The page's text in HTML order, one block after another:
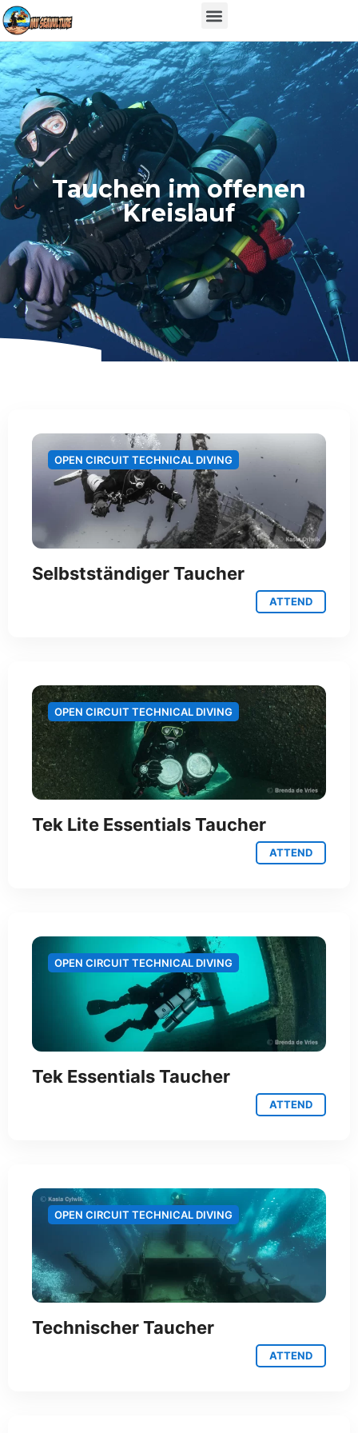
Tauchen im offenen
Kreislauf
OPEN CIRCUIT TECHNICAL DIVING
Selbstständiger Taucher
ATTEND
OPEN CIRCUIT TECHNICAL DIVING
Tek Lite Essentials Taucher
ATTEND
OPEN CIRCUIT TECHNICAL DIVING
Tek Essentials Taucher
ATTEND
OPEN CIRCUIT TECHNICAL DIVING
Technischer Taucher
ATTEND